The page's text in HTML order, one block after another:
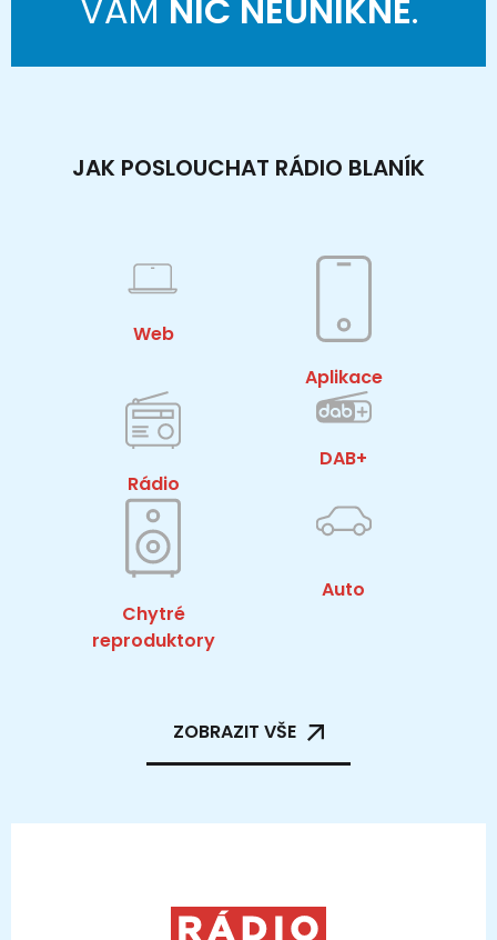
VÁM NIC NEUNIKNE.
JAK POSLOUCHAT RÁDIO BLANÍK
Web
Aplikace
Rádio
DAB+
Chytré
reproduktory
Auto
ZOBRAZIT VŠE